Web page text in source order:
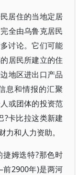
居住的当地定居
全由乌鲁克居民
讨论。它们可能
居民所建立的住
地区进出口产品
息和情报的汇聚
或团体的投资范
?卡比拉这类新建
和人力资助。
姆迭特?那色时
2900年)是两河